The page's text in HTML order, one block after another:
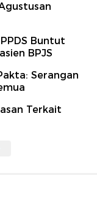
Buntut
BPJS
Serangan
Terkait